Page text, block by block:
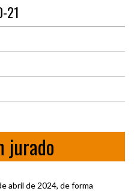
21
jurado
abril de 2024, de forma